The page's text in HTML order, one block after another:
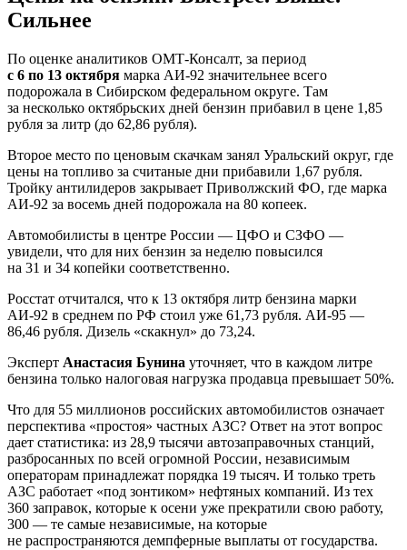
Сильнее
По оценке аналитиков ОМТ-Консалт, за период
с 6 по 13 октября марка АИ-92 значительнее всего
подорожала в Сибирском федеральном округе. Там
за несколько октябрьских дней бензин прибавил в цене 1,85
рубля за литр (до 62,86 рубля).
Второе место по ценовым скачкам занял Уральский округ, где
цены на топливо за считаные дни прибавили 1,67 рубля.
Тройку антилидеров закрывает Приволжский ФО, где марка
АИ-92 за восемь дней подорожала на 80 копеек.
Автомобилисты в центре России — ЦФО и СЗФО —
увидели, что для них бензин за неделю повысился
на 31 и 34 копейки соответственно.
Росстат отчитался, что к 13 октября литр бензина марки
АИ-92 в среднем по РФ стоил уже 61,73 рубля. АИ-95 —
86,46 рубля. Дизель «скакнул» до 73,24.
Эксперт Анастасия Бунина уточняет, что в каждом литре
бензина только налоговая нагрузка продавца превышает 50%.
Что для 55 миллионов российских автомобилистов означает
перспектива «простоя» частных АЗС? Ответ на этот вопрос
дает статистика: из 28,9 тысячи автозаправочных станций,
разбросанных по всей огромной России, независимым
операторам принадлежат порядка 19 тысяч. И только треть
АЗС работает «под зонтиком» нефтяных компаний. Из тех
360 заправок, которые к осени уже прекратили свою работу,
300 — те самые независимые, на которые
не распространяются демпферные выплаты от государства.